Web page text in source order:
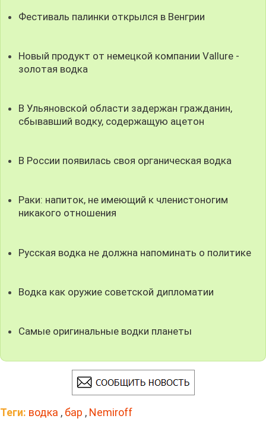
Фестиваль палинки открылся в Венгрии
Новый продукт от немецкой компании Vallure -
золотая водка
В Ульяновской области задержан гражданин,
сбывавший водку, содержащую ацетон
В России появилась своя органическая водка
Раки: напиток, не имеющий к членистоногим
никакого отношения
Русская водка не должна напоминать о политике
Водка как оружие советской дипломатии
Самые оригинальные водки планеты
Теги: водка , бар , Nemiroff